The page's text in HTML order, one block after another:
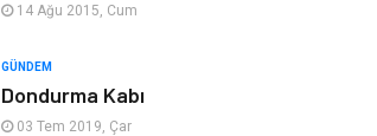
Eğlence
14 Ağu 2015, Cum
GÜNDEM
Dondurma Kabı
03 Tem 2019, Çar